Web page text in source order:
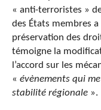
« anti-terroristes »
des États membres
préservation des
témoigne la
l’accord sur les
« évènements qui
stabilité régionale ».